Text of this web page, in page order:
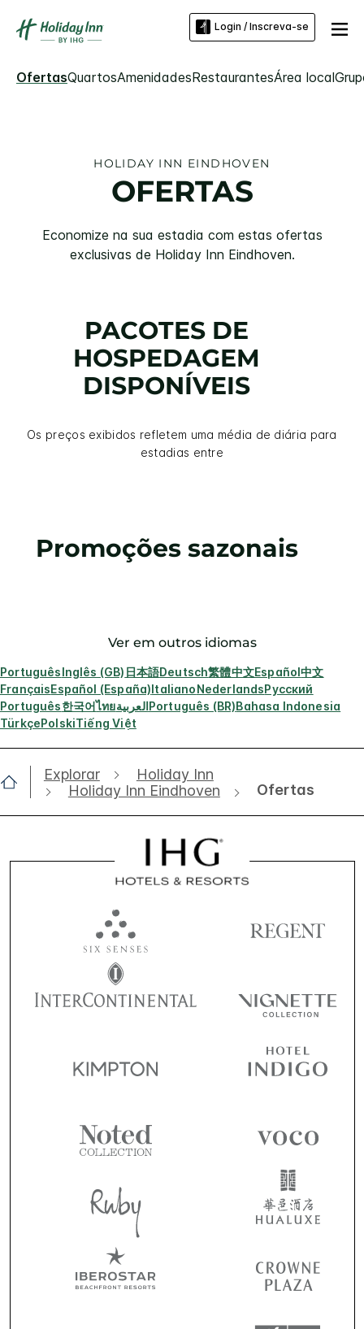
Login / Inscreva-se
OfertasQuartosAmenidadesRestaurantesÁrea local
HOLIDAY INN EINDHOVEN
OFERTAS
Economize na sua estadia com estas ofertas
exclusivas de Holiday Inn Eindhoven.
PACOTES DE
HOSPEDAGEM
DISPONÍVEIS
Os preços exibidos refletem uma média de diária para
estadias entre
Promoções sazonais
Ver em outros idiomas
PortuguêsInglês (GB) 日本語Deutsch繁體中文Español中文
FrançaisEspañol (España)ItalianoNederlandsРусский
Português한국어ไทยالعربيةPortuguês (BR)Bahasa Indonesia
TürkçePolskiTiếng Việt
Explorar
Holiday Inn
Holiday Inn Eindhoven
Ofertas